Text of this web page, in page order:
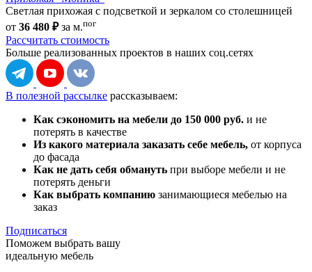
Светлая прихожая с подсветкой и зеркалом со столешницей
от 36 480 ₽за м.пог
Рассчитать стоимость
Больше реализованных проектов в наших соц.сетях
В полезной рассылке рассказываем:
Как сэкономить на мебели до 150 000 руб. и не
потерять в качестве
Из какого материала заказать себе мебель, от корпуса
до фасада
Как не дать себя обмануть при выборе мебели и не
потерять деньги
Как выбрать компанию занимающиеся мебелью на
заказ
Подписаться
Поможем выбрать вашу
идеальную мебель